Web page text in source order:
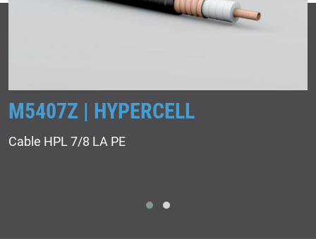
M5407Z | HYPERCELL
Cable HPL 7/8 LA PE